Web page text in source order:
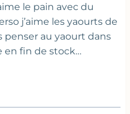
le pain avec du
j’aime les yaourts de
penser au yaourt dans
en fin de stock…